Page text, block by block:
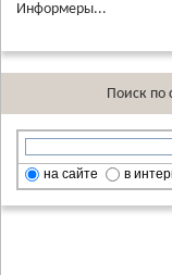
Информеры...
Поиск по
на сайте в